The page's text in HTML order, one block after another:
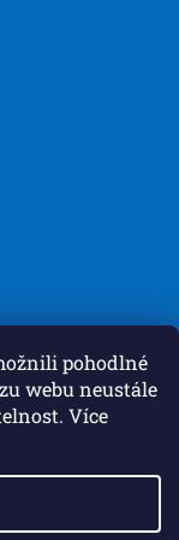
pohodlné
webu neustále
Více